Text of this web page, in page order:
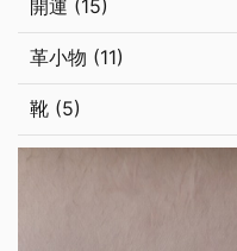
開運 (15)
革小物 (11)
靴 (5)